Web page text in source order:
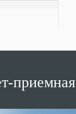
приемная